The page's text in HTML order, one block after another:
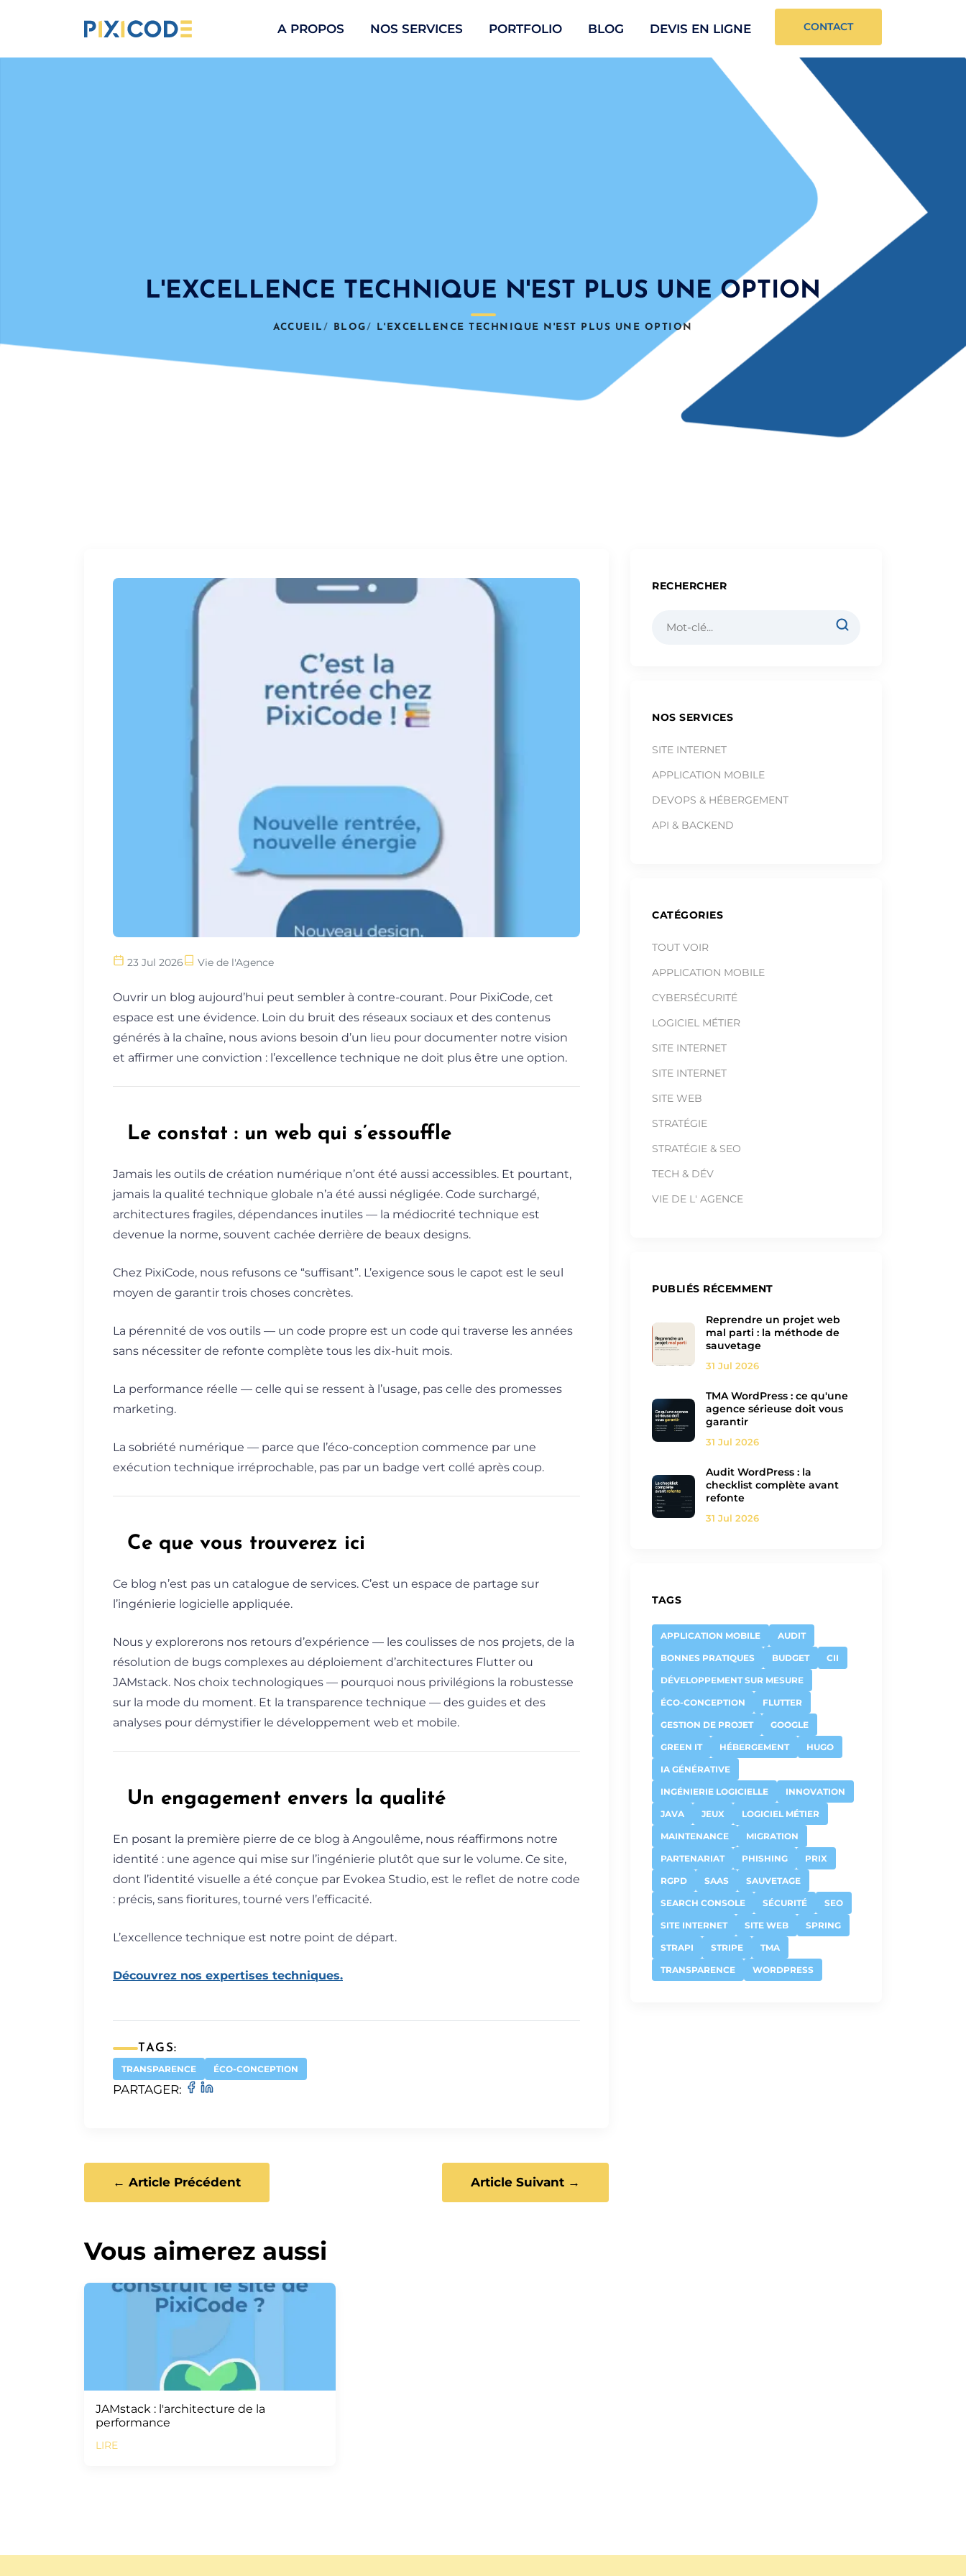
A PROPOS NOS SERVICES PORTFOLIO BLOG DEVIS EN LIGNE CONTACT
L'EXCELLENCE TECHNIQUE N'EST PLUS UNE OPTION
ACCUEIL BLOG L'EXCELLENCE TECHNIQUE N'EST PLUS UNE OPTION
23 Jul 2026 Vie de l'Agence
Ouvrir un blog aujourd’hui peut sembler à contre-courant. Pour PixiCode, cet
espace est une évidence. Loin du bruit des réseaux sociaux et des contenus
générés à la chaîne, nous avions besoin d’un lieu pour documenter notre vision
et affirmer une conviction : l’excellence technique ne doit plus être une option.
Le constat : un web qui s’essouffle
Jamais les outils de création numérique n’ont été aussi accessibles. Et pourtant,
jamais la qualité technique globale n’a été aussi négligée. Code surchargé,
architectures fragiles, dépendances inutiles — la médiocrité technique est
devenue la norme, souvent cachée derrière de beaux designs.
Chez PixiCode, nous refusons ce “suffisant”. L’exigence sous le capot est le seul
moyen de garantir trois choses concrètes.
La pérennité de vos outils — un code propre est un code qui traverse les années
sans nécessiter de refonte complète tous les dix-huit mois.
La performance réelle — celle qui se ressent à l’usage, pas celle des promesses
marketing.
La sobriété numérique — parce que l’éco-conception commence par une
exécution technique irréprochable, pas par un badge vert collé après coup.
Ce que vous trouverez ici
Ce blog n’est pas un catalogue de services. C’est un espace de partage sur
l’ingénierie logicielle appliquée.
Nous y explorerons nos retours d’expérience — les coulisses de nos projets, de la
résolution de bugs complexes au déploiement d’architectures Flutter ou
JAMstack. Nos choix technologiques — pourquoi nous privilégions la robustesse
sur la mode du moment. Et la transparence technique — des guides et des
analyses pour démystifier le développement web et mobile.
Un engagement envers la qualité
En posant la première pierre de ce blog à Angoulême, nous réaffirmons notre
identité : une agence qui mise sur l’ingénierie plutôt que sur le volume. Ce site,
dont l’identité visuelle a été conçue par Evokea Studio, est le reflet de notre code
: précis, sans fioritures, tourné vers l’efficacité.
L’excellence technique est notre point de départ.
Découvrez nos expertises techniques.
TAGS:
TRANSPARENCE ÉCO-CONCEPTION
PARTAGER:
← Article Précédent Article Suivant →
Vous aimerez aussi
JAMstack : l'architecture de la
performance
LIRE
RECHERCHER
NOS SERVICES
SITE INTERNET
APPLICATION MOBILE
DEVOPS & HÉBERGEMENT
API & BACKEND
CATÉGORIES
TOUT VOIR
APPLICATION MOBILE
CYBERSÉCURITÉ
LOGICIEL MÉTIER
SITE INTERNET
SITE INTERNET
SITE WEB
STRATÉGIE
STRATÉGIE & SEO
TECH & DÉV
VIE DE L' AGENCE
PUBLIÉS RÉCEMMENT
Reprendre un projet web
mal parti : la méthode de
sauvetage
31 Jul 2026
TMA WordPress : ce qu'une
agence sérieuse doit vous
garantir
31 Jul 2026
Audit WordPress : la
checklist complète avant
refonte
31 Jul 2026
TAGS
APPLICATION MOBILE AUDIT
BONNES PRATIQUES BUDGET CII
DÉVELOPPEMENT SUR MESURE
ÉCO-CONCEPTION FLUTTER
GESTION DE PROJET GOOGLE
GREEN IT HÉBERGEMENT HUGO
IA GÉNÉRATIVE
INGÉNIERIE LOGICIELLE INNOVATION
JAVA JEUX LOGICIEL MÉTIER
MAINTENANCE MIGRATION
PARTENARIAT PHISHING PRIX
RGPD SAAS SAUVETAGE
SEARCH CONSOLE SÉCURITÉ SEO
SITE INTERNET SITE WEB SPRING
STRAPI STRIPE TMA
TRANSPARENCE WORDPRESS